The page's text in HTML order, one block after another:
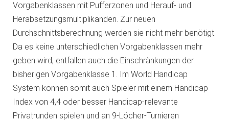
Vorgabenklassen mit Pufferzonen und Herauf- und
Herabsetzungsmultiplikanden. Zur neuen
Durchschnittsberechnung werden sie nicht mehr benötigt.
Da es keine unterschiedlichen Vorgabenklassen mehr
geben wird, entfallen auch die Einschränkungen der
bisherigen Vorgabenklasse 1. Im World Handicap
System können somit auch Spieler mit einem Handicap
Index von 4,4 oder besser Handicap-relevante
Privatrunden spielen und an 9-Löcher-Turnieren